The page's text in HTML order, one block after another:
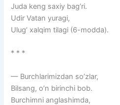
Juda keng saxiy bag’ri.
Udir Vatan yuragi,
Ulug’ xalqim tilagi (6-modda).
* * *
— Burchlarimizdan so’zlar,
Bilsang, o’n birinchi bob.
Burchimni anglashimda,